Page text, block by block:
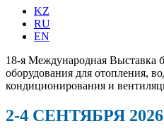
KZ
RU
EN
18-я Международная Выставка
оборудования для отопления,
кондиционирования и
2-4 СЕНТЯБРЯ 2026